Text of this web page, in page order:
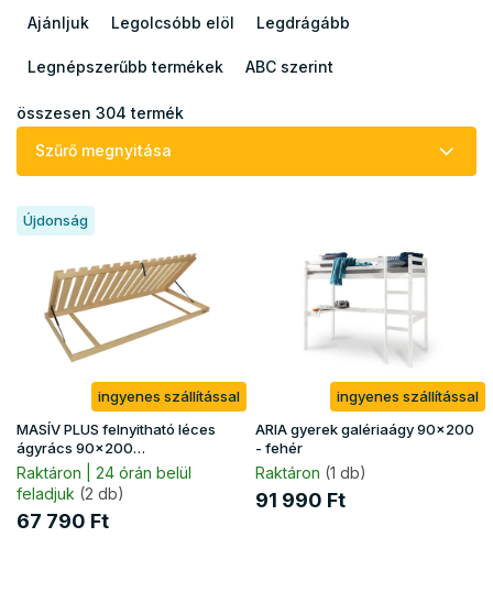
e
m
k
e
n
Ajánljuk Legolcsóbb elöl Legdrágább
Legnépszerűbb termékek ABC szerint
összesen 304 termék
Szűrő megnyitása
T
e
i
s
t
á
j
Újdonság
ingyenes szállítással
MASÍV PLUS felnyitható léces
ágyrács 90x200
(130kg/fekhely)
Raktáron | 24 órán belül
feladjuk (2 db)
67 790 Ft
ingyenes szállítással
ARIA gyerek galériaágy 90x200
- fehér
Raktáron (1 db)
91 990 Ft